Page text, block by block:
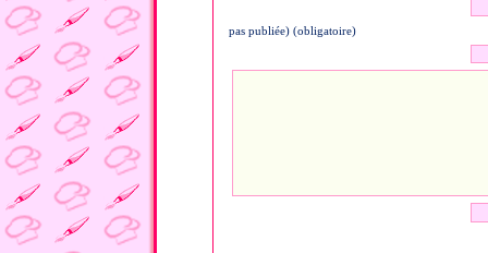
pas publiée) (obligatoire)